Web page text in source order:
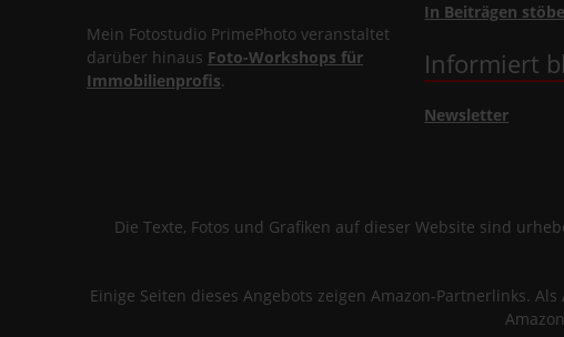
Mein Fotostudio PrimePhoto veranstaltet
darüber hinaus Foto-Workshops für
Immobilienprofis.
In Beiträgen
Informiert
Newsletter
Die Texte, Fotos und Grafiken auf dieser Website sind
Einige Seiten dieses Angebots zeigen Amazon-Partnerlinks.